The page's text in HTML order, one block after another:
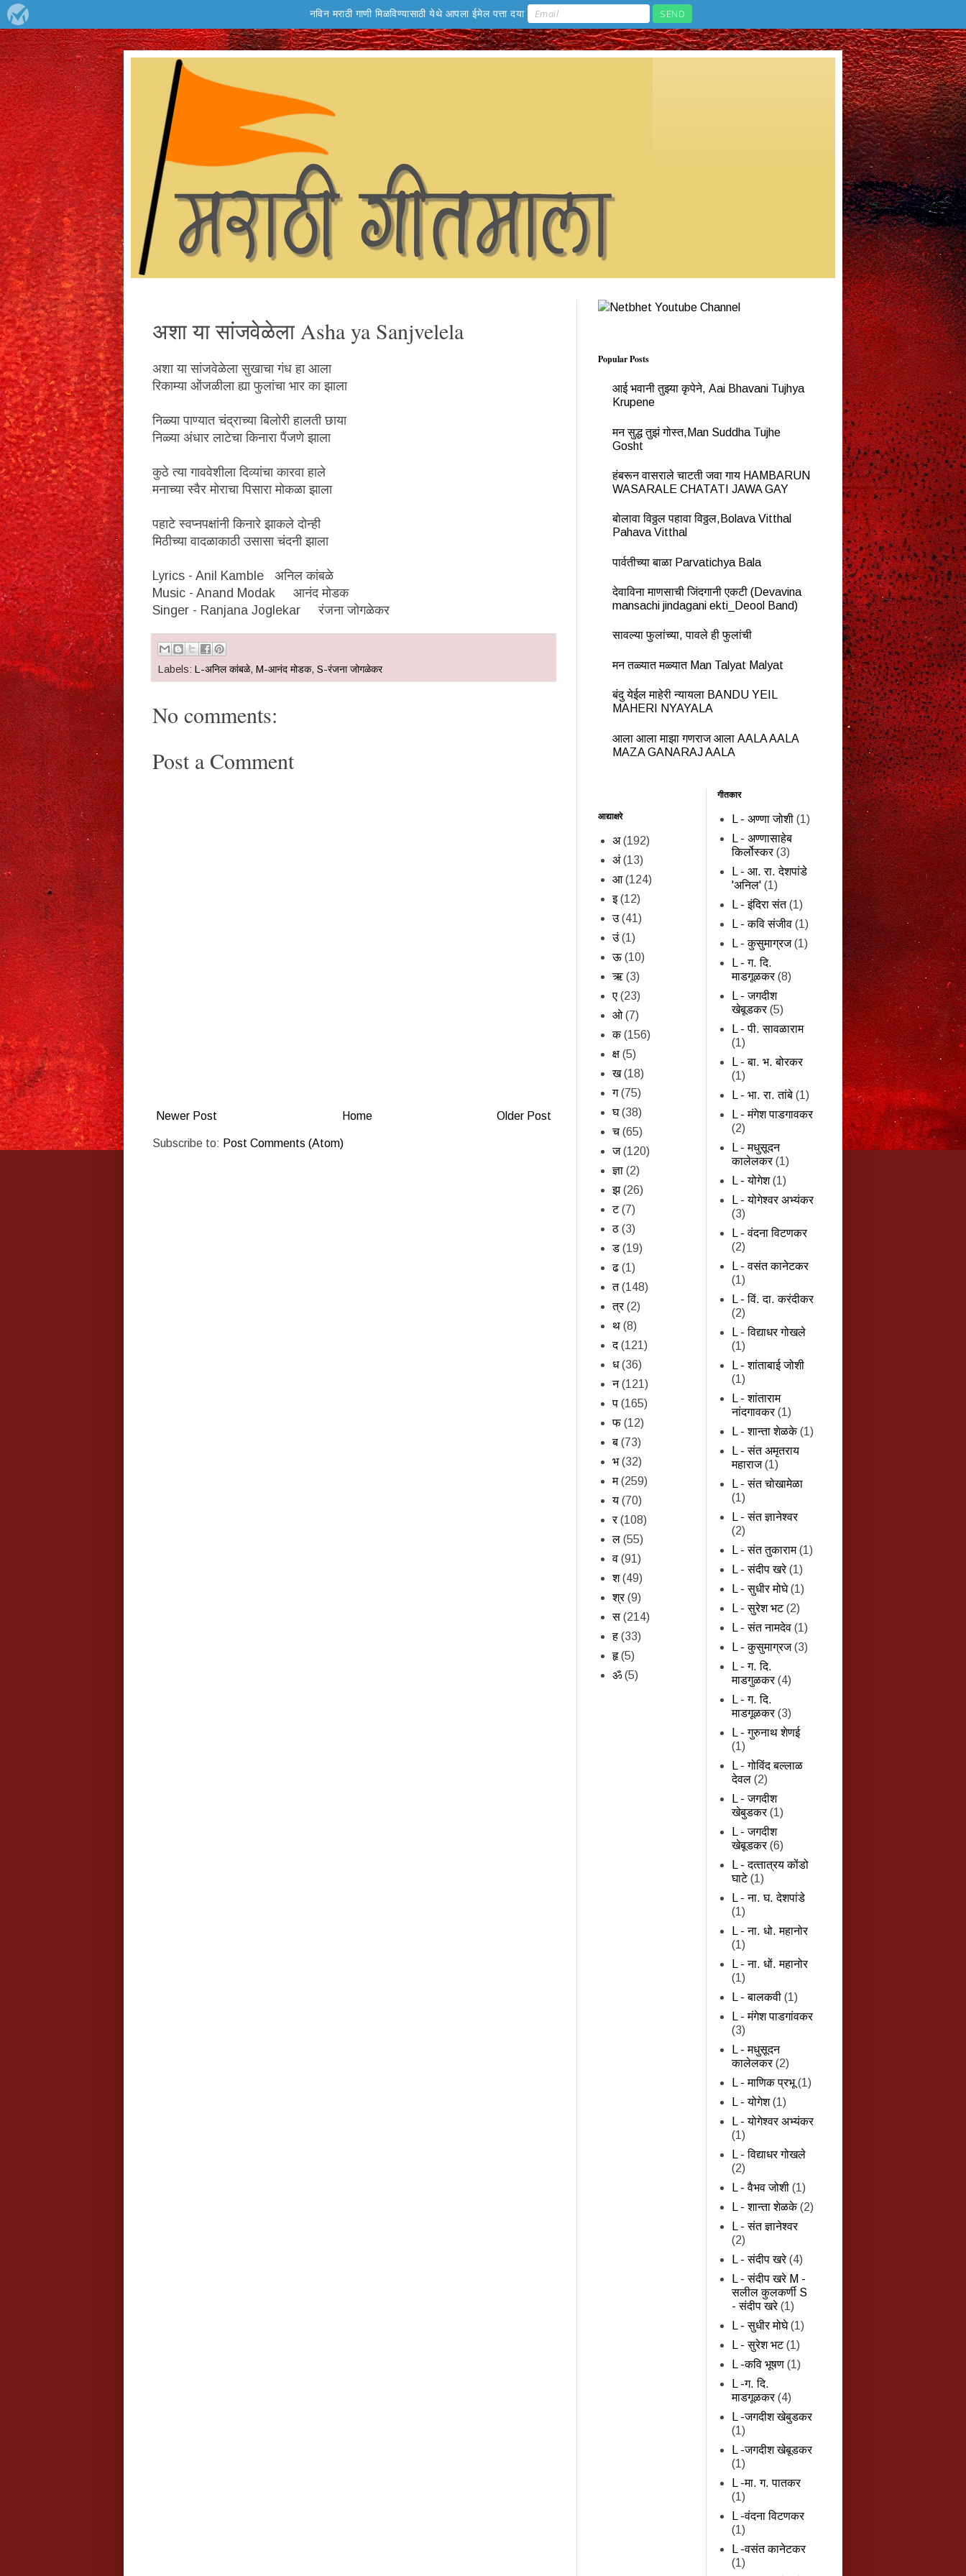
अशा या सांजवेळेला Asha ya Sanjvelela
अशा या सांजवेळेला सुखाचा गंध हा आला
रिकाम्या ओंजळीला ह्या फुलांचा भार का झाला
निळ्या पाण्यात चंद्राच्या बिलोरी हालती छाया
निळ्या अंधार लाटेचा किनारा पैंजणे झाला
कुठे त्या गाववेशीला दिव्यांचा कारवा हाले
मनाच्या स्वैर मोराचा पिसारा मोकळा झाला
पहाटे स्वप्‍नपक्षांनी किनारे झाकले दोन्‍ही
मिठीच्या वादळाकाठी उसासा चंदनी झाला
Lyrics - Anil Kamble अनिल कांबळे
Music - Anand Modak आनंद मोडक
Singer - Ranjana Joglekar रंजना जोगळेकर
Labels: L-अनिल कांबळे, M-आनंद मोडक, S-रंजना जोगळेकर
No comments:
Post a Comment
Newer Post Older Post
Home
Subscribe to: Post Comments (Atom)
Popular Posts
आई भवानी तुझ्या कृपेने, Aai Bhavani Tujhya
Krupene
मन सुद्ध तुझं गोस्त,Man Suddha Tujhe
Gosht
हंबरून वासराले चाटती जवा गाय HAMBARUN
WASARALE CHATATI JAWA GAY
बोलावा विठ्ठल पहावा विठ्ठल,Bolava Vitthal
Pahava Vitthal
पार्वतीच्या बाळा Parvatichya Bala
देवाविना माणसाची जिंदगानी एकटी (Devavina
mansachi jindagani ekti_Deool Band)
सावल्या फुलांच्या, पावले ही फुलांची
मन तळ्यात मळ्यात Man Talyat Malyat
बंदु येईल माहेरी न्यायला BANDU YEIL
MAHERI NYAYALA
आला आला माझा गणराज आला AALA AALA
MAZA GANARAJ AALA
आद्याक्षरे
अ (192)
अं (13)
आ (124)
इ (12)
उ (41)
उं (1)
ऊ (10)
ऋ (3)
ए (23)
ओ (7)
क (156)
क्ष (5)
ख (18)
ग (75)
घ (38)
च (65)
ज (120)
ज्ञा (2)
झ (26)
ट (7)
ठ (3)
ड (19)
ढ (1)
त (148)
त्र (2)
थ (8)
द (121)
ध (36)
न (121)
प (165)
फ (12)
ब (73)
भ (32)
म (259)
य (70)
र (108)
ल (55)
व (91)
श (49)
श्र (9)
स (214)
ह (33)
हृ (5)
ॐ (5)
गीतकार
L - अण्णा जोशी (1)
L - अण्णासाहेब
किर्लोस्कर (3)
L - आ. रा. देशपांडे
'अनिल' (1)
L - इंदिरा संत (1)
L - कवि संजीव (1)
L - कुसुमाग्रज (1)
L - ग. दि.
माडगूळकर (8)
L - जगदीश
खेबूडकर (5)
L - पी. सावळाराम
(1)
L - बा. भ. बोरकर
(1)
L - भा. रा. तांबे (1)
L - मंगेश पाडगावकर
(2)
L - मधुसूदन
कालेलकर (1)
L - योगेश (1)
L - योगेश्वर अभ्यंकर
(3)
L - वंदना विटणकर
(2)
L - वसंत कानेटकर
(1)
L - विं. दा. करंदीकर
(2)
L - विद्याधर गोखले
(1)
L - शांताबाई जोशी
(1)
L - शांताराम
नांदगावकर (1)
L - शान्‍ता शेळके (1)
L - संत अमृतराय
महाराज (1)
L - संत चोखामेळा
(1)
L - संत ज्ञानेश्वर
(2)
L - संत तुकाराम (1)
L - संदीप खरे (1)
L - सुधीर मोघे (1)
L - सुरेश भट (2)
L - संत नामदेव (1)
L - कुसुमाग्रज (3)
L - ग. दि.
माडगुळकर (4)
L - ग. दि.
माडगूळकर (3)
L - गुरुनाथ शेणई
(1)
L - गोविंद बल्लाळ
देवल (2)
L - जगदीश
खेबुडकर (1)
L - जगदीश
खेबूडकर (6)
L - दत्‍तात्रय कोंडो
घाटे (1)
L - ना. घ. देशपांडे
(1)
L - ना. धो. महानोर
(1)
L - ना. धों. महानोर
(1)
L - बालकवी (1)
L - मंगेश पाडगांवकर
(3)
L - मधुसूदन
कालेलकर (2)
L - माणिक प्रभू (1)
L - योगेश (1)
L - योगेश्वर अभ्यंकर
(1)
L - विद्याधर गोखले
(2)
L - वैभव जोशी (1)
L - शान्‍ता शेळके (2)
L - संत ज्ञानेश्वर
(2)
L - संदीप खरे (4)
L - संदीप खरे M -
सलील कुलकर्णी S
- संदीप खरे (1)
L - सुधीर मोघे (1)
L - सुरेश भट (1)
L -कवि भूषण (1)
L -ग. दि.
माडगूळकर (4)
L -जगदीश खेबुडकर
(1)
L -जगदीश खेबूडकर
(1)
L -मा. ग. पातकर
(1)
L -वंदना विटणकर
(1)
L -वसंत कानेटकर
(1)